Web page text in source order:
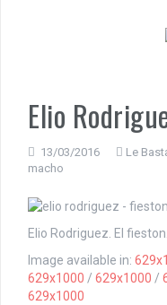
Elio
13/03/2016 Le
macho
Elio Rodriguez. El fieston.
Image available in:
629x1000 / 629x1000 /
629x1000